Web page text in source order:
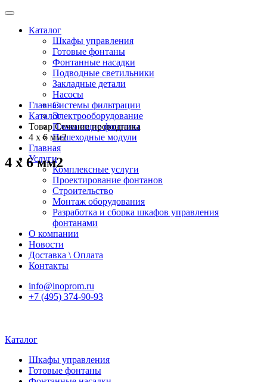
Каталог
Шкафы управления
Готовые фонтаны
Фонтанные насадки
Подводные светильники
Закладные детали
Насосы
Системы фильтрации
Электрооборудование
Плавающие фонтаны
Пешеходные модули
Главная
Услуги
Комплексные услуги
Проектирование фонтанов
Строительство
Монтаж оборудования
Разработка и сборка шкафов управления
фонтанами
О компании
Новости
Доставка \ Оплата
Контакты
info@inoprom.ru
+7 (495) 374-90-93
Каталог
Шкафы управления
Готовые фонтаны
Главная
Каталог
Товар Сечение проводника
4 x 6 мм2
4 x 6 мм2